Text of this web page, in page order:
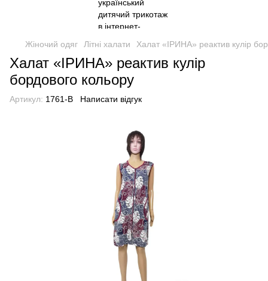
Жіночий одяг Літні халати Халат «ІРИНА» реактив кулір
Халат «ІРИНА» реактив кулір
бордового кольору
Артикул: 1761-B Написати відгук